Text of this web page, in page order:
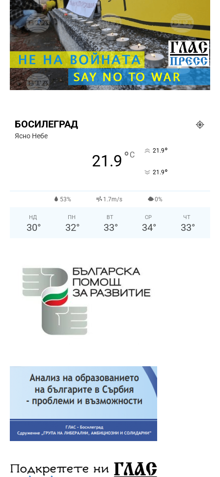
БОСИЛЕГРАД
Ясно Небе
21.9 °C 21.9°
21.9°
53% 1.7m/s 0%
НД
30°
ПН
32°
ВТ
33°
СР
34°
ЧТ
33°